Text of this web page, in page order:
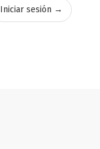
Iniciar sesión →